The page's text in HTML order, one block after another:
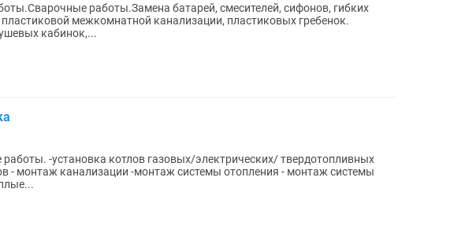
работы.Замена батарей, смесителей, сифонов, гибких
межкомнатной канализации, пластиковых гребенок.
кабинок,...
твердотопливных
- монтаж канализации -монтаж системы отопления - монтаж системы
-теплые...